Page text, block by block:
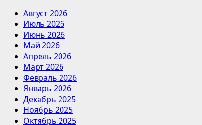
Август 2026
Июль 2026
Июнь 2026
Май 2026
Апрель 2026
Март 2026
Февраль 2026
Январь 2026
Декабрь 2025
Ноябрь 2025
Октябрь 2025